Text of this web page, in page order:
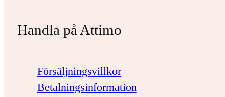
Handla på Attimo
Försäljningsvillkor
Betalningsinformation